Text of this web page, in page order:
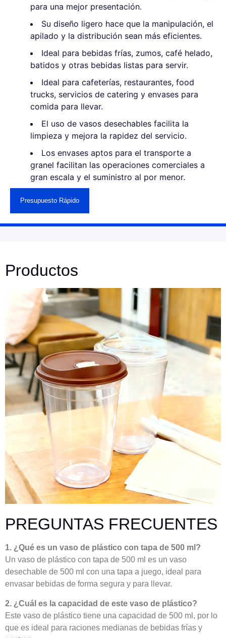
para una mejor presentación.
Su diseño ligero hace que la manipulación, el
apilado y la distribución sean más eficientes.
Ideal para bebidas frías, zumos, café helado,
batidos y otras bebidas listas para servir.
Ideal para cafeterías, restaurantes, food
trucks, servicios de catering y envases para
comida para llevar.
El uso de vasos desechables facilita la
limpieza y mejora la rapidez del servicio.
Los envases aptos para el transporte a
granel facilitan las operaciones comerciales a
gran escala y el suministro al por menor.
Presupuesto Rápido
Productos
PREGUNTAS FRECUENTES
1. ¿Qué es un vaso de plástico con tapa de 500 ml?
Un vaso de plástico con tapa de 500 ml es un vaso
desechable de 500 ml con una tapa a juego, ideal para
envasar bebidas de forma segura y para llevar.
2. ¿Cuál es la capacidad de este vaso de plástico?
Este vaso de plástico tiene una capacidad de 500 ml, por lo
que es ideal para raciones medianas de bebidas frías y